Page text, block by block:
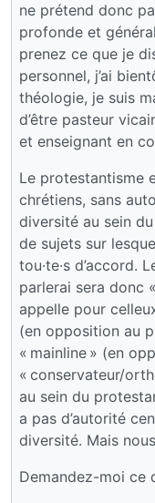
ne prétend donc
profonde et
prenez ce que je
personnel, j’ai
théologie, je suis
d’être pasteur
et enseignant en
Le protestantisme
chrétiens, sans
diversité au sein
de sujets sur
tou·te·s d’accord.
parlerai sera donc
appelle pour
(en opposition au
« mainline » (en
« conservateur/
au sein du
a pas d’autorité
diversité. Mais
Demandez-moi ce